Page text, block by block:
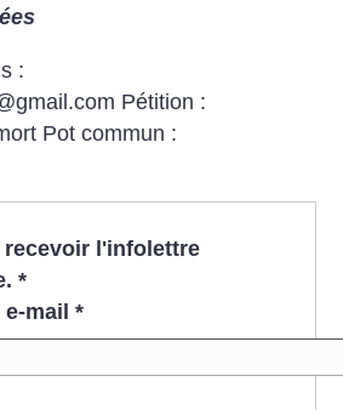
:
Pétition :
Pot commun :
recevoir l'infolettre
*
e-mail *